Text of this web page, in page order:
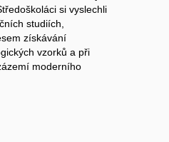
si vyslechli
studiích,
získávání
vzorků a při
moderního